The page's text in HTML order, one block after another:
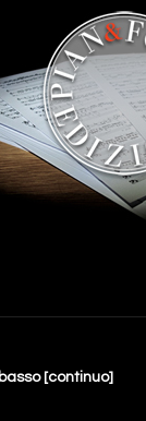
[continuo]